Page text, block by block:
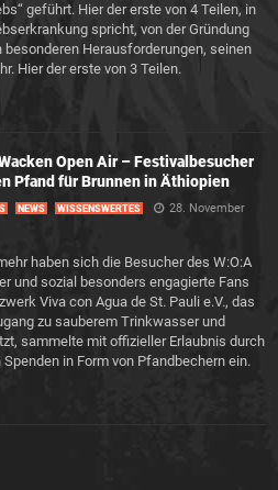
geführt. Hier der erste von 4 Teilen, in
spricht, von der Gründung
Herausforderungen, seinen
Hier der erste von 3 Teilen.
Open Air – Festivalbesucher
Pfand für Brunnen in Äthiopien
NEWS WISSENSWERTES
28. November
haben sich die Besucher des W:O:A
und sozial besonders engagierte Fans
Viva con Agua de St. Pauli e.V., das
zu sauberem Trinkwasser und
sammelte mit offizieller Erlaubnis durch
in Form von Pfandbechern ein.